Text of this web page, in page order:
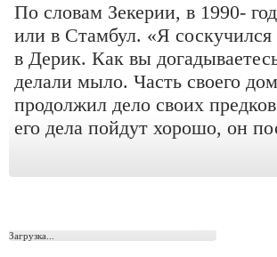
По словам Зекерии, в 1990-
или в Стамбул. «Я
в Дерик. Как вы
делали мыло. Часть своего
продолжил дело своих
его дела пойдут хорошо, он
Загрузка...